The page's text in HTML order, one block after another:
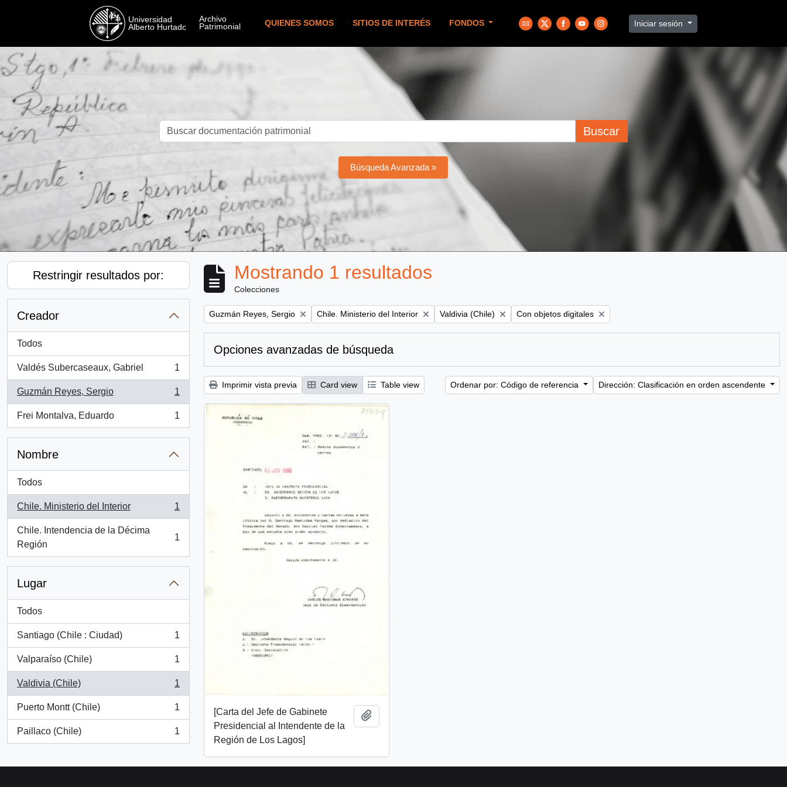
QUIENES SOMOS SITIOS DE INTERÉS FONDOS Iniciar sesión
Buscar
Búsqueda Avanzada »
Restringir resultados por:
Creador
Todos
Valdés Subercaseaux, Gabriel
, 1 resultados
1
Guzmán Reyes, Sergio
, 1 resultados
1
Frei Montalva, Eduardo
, 1 resultados
1
Nombre
Todos
Chile. Ministerio del Interior
, 1 resultados
1
Chile. Intendencia de la Décima
Región
, 1 resultados
1
Lugar
Todos
Santiago (Chile : Ciudad)
, 1 resultados
1
Valparaíso (Chile)
, 1 resultados
1
Valdivia (Chile)
, 1 resultados
1
Puerto Montt (Chile)
, 1 resultados
1
Paillaco (Chile)
, 1 resultados
1
Mostrando 1 resultados
Colecciones
Remove filter:
Guzmán Reyes, Sergio Remove filter:
Chile. Ministerio del Interior Remove filter:
Valdivia (Chile) Remove filter:
Con objetos digitales
Opciones avanzadas de búsqueda
Imprimir vista previa Card view Table view Ordenar por: Código de referencia Dirección: Clasificación en orden ascendente
[Carta del Jefe de Gabinete
Presidencial al Intendente de la
Región de Los Lagos]